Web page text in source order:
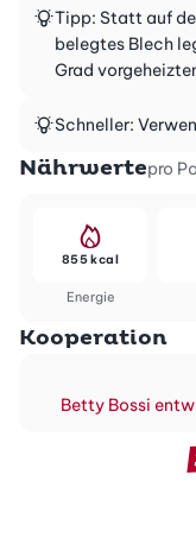
Tipp: Statt auf
belegtes Blech
Grad
Schneller:
Nährwertepro
Energie
855 kcal
Kooperation
Betty Bossi